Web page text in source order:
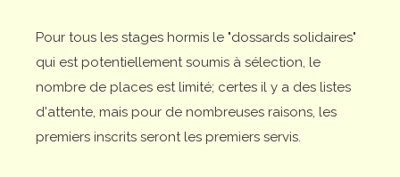
Pour tous les stages hormis le "dossards solidaires"
qui est potentiellement soumis à sélection, le
nombre de places est limité; certes il y a des listes
d'attente, mais pour de nombreuses raisons, les
premiers inscrits seront les premiers servis.